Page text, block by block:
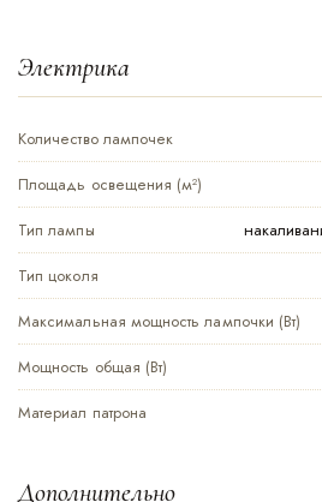
Электрика
Количество лампочек
Площадь освещения (м²)
Тип лампы
Тип цоколя
Максимальная мощность лампочки (Вт)
Мощность общая (Вт)
Материал патрона
Дополнительно